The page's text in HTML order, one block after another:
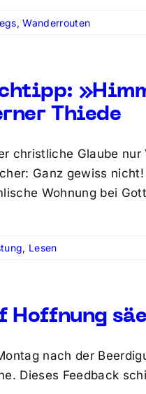
,Wanderrouten
Thiede
christliche Glaube
Ganz gewiss
Wohnung bei
, Lesen
Hoffnung
nach der
Dieses Feedback